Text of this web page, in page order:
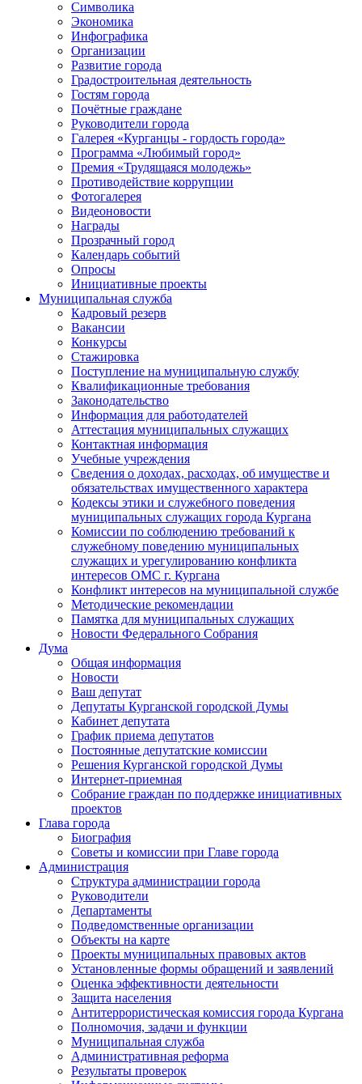
Символика
Экономика
Инфографика
Организации
Развитие города
Градостроительная деятельность
Гостям города
Почётные граждане
Руководители города
Галерея «Курганцы - гордость города»
Программа «Любимый город»
Премия «Трудящаяся молодежь»
Противодействие коррупции
Фотогалерея
Видеоновости
Награды
Прозрачный город
Календарь событий
Опросы
Инициативные проекты
Муниципальная служба
Кадровый резерв
Вакансии
Конкурсы
Стажировка
Поступление на муниципальную службу
Квалификационные требования
Законодательство
Информация для работодателей
Аттестация муниципальных служащих
Контактная информация
Учебные учреждения
Сведения о доходах, расходах, об имуществе и
обязательствах имущественного характера
Кодексы этики и служебного поведения
муниципальных служащих города Кургана
Комиссии по соблюдению требований к
служебному поведению муниципальных
служащих и урегулированию конфликта
интересов ОМС г. Кургана
Конфликт интересов на муниципальной службе
Методические рекомендации
Памятка для муниципальных служащих
Новости Федерального Cобрания
Дума
Общая информация
Новости
Ваш депутат
Депутаты Курганской городской Думы
Кабинет депутата
График приема депутатов
Постоянные депутатские комиссии
Решения Курганской городской Думы
Интернет-приемная
Собрание граждан по поддержке инициативных
проектов
Глава города
Биография
Советы и комиссии при Главе города
Администрация
Структура администрации города
Руководители
Департаменты
Подведомственные организации
Объекты на карте
Проекты муниципальных правовых актов
Установленные формы обращений и заявлений
Оценка эффективности деятельности
Защита населения
Антитеррористическая комиссия города Кургана
Полномочия, задачи и функции
Муниципальная служба
Административная реформа
Результаты проверок